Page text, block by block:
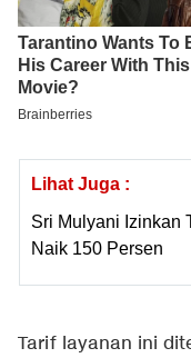
Lihat Juga :
Sri Mulyani Izinkan
Naik 150 Persen
Tarif layanan ini